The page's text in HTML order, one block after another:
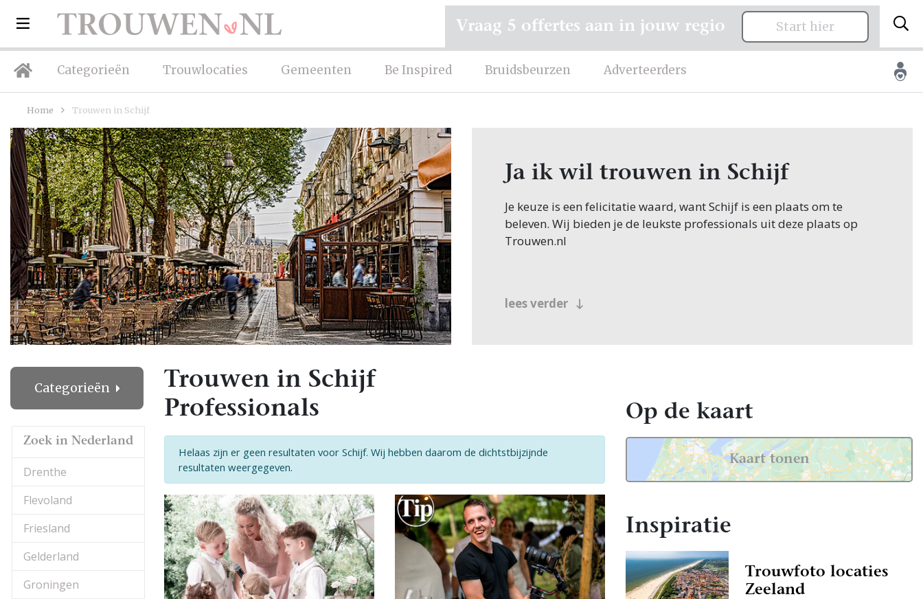
Categorieën Trouwlocaties Gemeenten Be Inspired Bruidsbeurzen Adverteerders
Vraag 5 offertes aan in jouw regio Start hier
Home Trouwen in Schijf
Ja ik wil trouwen in Schijf
Je keuze is een felicitatie waard, want Schijf is een plaats om te
beleven. Wij bieden je de leukste professionals uit deze plaats op
Trouwen.nl
lees verder
Categorieën
Zoek in Nederland
Drenthe
Flevoland
Friesland
Gelderland
Groningen
Trouwen in Schijf
Professionals
Helaas zijn er geen resultaten voor Schijf. Wij hebben daarom de dichtstbijzijnde
resultaten weergegeven.
Op de kaart
Kaart tonen
Inspiratie
Trouwfoto locaties
Zeeland